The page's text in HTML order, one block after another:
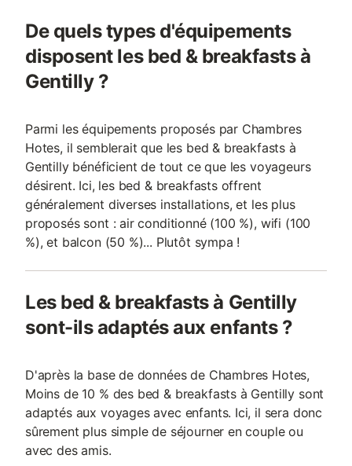
De quels types d'équipements
disposent les bed & breakfasts à
Gentilly ?
Parmi les équipements proposés par Chambres
Hotes, il semblerait que les bed & breakfasts à
Gentilly bénéficient de tout ce que les voyageurs
désirent. Ici, les bed & breakfasts offrent
généralement diverses installations, et les plus
proposés sont : air conditionné (100 %), wifi (100
%), et balcon (50 %)... Plutôt sympa !
Les bed & breakfasts à Gentilly
sont-ils adaptés aux enfants ?
D'après la base de données de Chambres Hotes,
Moins de 10 % des bed & breakfasts à Gentilly sont
adaptés aux voyages avec enfants. Ici, il sera donc
sûrement plus simple de séjourner en couple ou
avec des amis.